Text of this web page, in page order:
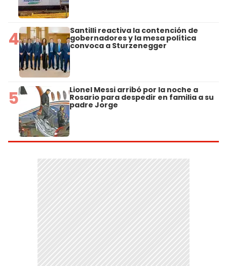
4 Santilli reactiva la contención de
gobernadores y la mesa política
convoca a Sturzenegger
5 Lionel Messi arribó por la noche a
Rosario para despedir en familia a su
padre Jorge